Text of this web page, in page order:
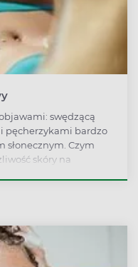
swędzącą
pęcherzykami bardzo
słonecznym. Czym
skóry na